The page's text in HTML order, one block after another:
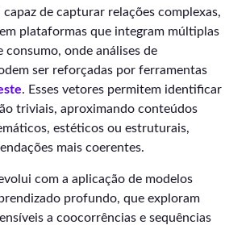
de capturar relações complexas,
plataformas que integram múltiplas
consumo, onde análises de
ser reforçadas por ferramentas
. Esses vetores permitem identificar
triviais, aproximando conteúdos
estéticos ou estruturais,
mais coerentes.
com a aplicação de modelos
profundo, que exploram
a coocorrências e sequências